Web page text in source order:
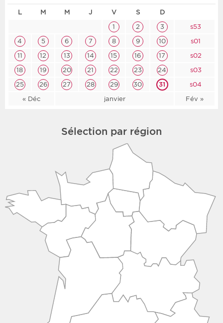
L M M J V S D
« Déc janvier Fév »
1 2 3
s53
4
5 6 7 8 9 10
s01
11
12 13 14 15 16 17
s02
18
19 20 21 22 23 24
s03
25
26 27 28 29 30 31 s04
Sélection par région